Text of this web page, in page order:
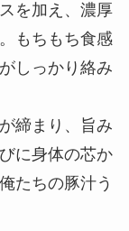
、特製味噌だ
う厳選しブレ
噌と合わさ
味わっていた
ない隠し味と
を加え、濃厚
もちもち食感
しっかり絡み